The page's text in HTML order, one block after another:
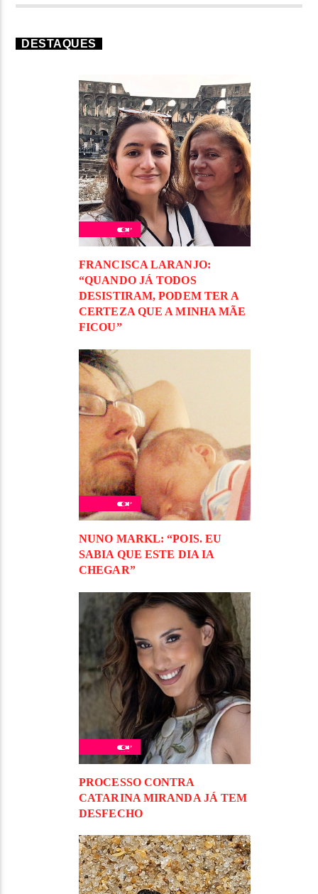
DESTAQUES
FRANCISCA LARANJO:
“QUANDO JÁ TODOS
DESISTIRAM, PODEM TER A
CERTEZA QUE A MINHA MÃE
FICOU”
NUNO MARKL: “POIS. EU
SABIA QUE ESTE DIA IA
CHEGAR”
PROCESSO CONTRA
CATARINA MIRANDA JÁ TEM
DESFECHO